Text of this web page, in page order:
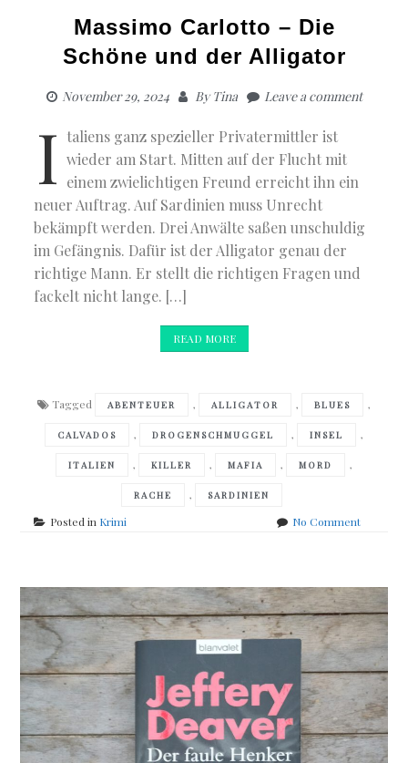
Massimo Carlotto – Die
Schöne und der Alligator
November 29, 2024 ByTina Leave a comment
I taliens ganz spezieller Privatermittler ist
wieder am Start. Mitten auf der Flucht mit
einem zwielichtigen Freund erreicht ihn ein
neuer Auftrag. Auf Sardinien muss Unrecht
bekämpft werden. Drei Anwälte saßen unschuldig
im Gefängnis. Dafür ist der Alligator genau der
richtige Mann. Er stellt die richtigen Fragen und
fackelt nicht lange. […]
READ MORE
Tagged ABENTEUER , ALLIGATOR , BLUES ,
CALVADOS , DROGENSCHMUGGEL , INSEL ,
ITALIEN , KILLER , MAFIA , MORD ,
RACHE , SARDINIEN
Posted in Krimi No Commenton
Die
Schöne
und
der
Alligator